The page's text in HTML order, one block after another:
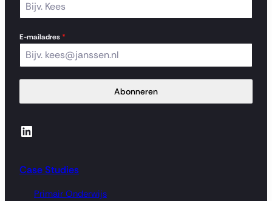
E-mailadres *
Abonneren
LinkedIn
Case Studies
Primair Onderwijs